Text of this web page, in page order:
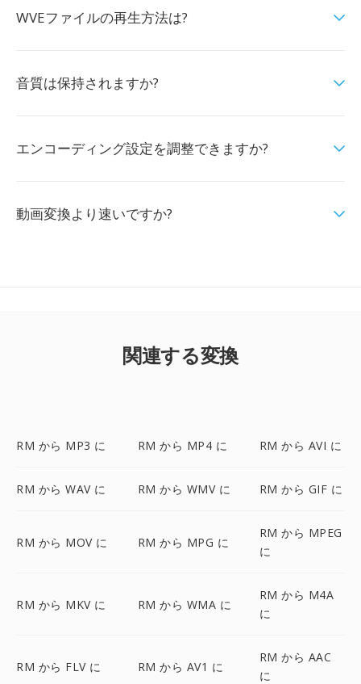
WVEファイルの再生方法は?
音質は保持されますか?
エンコーディング設定を調整できますか?
動画変換より速いですか?
関連する変換
RM から MP3 に RM から MP4 に RM から AVI に
RM から WAV に RM から WMV に RM から GIF に
RM から MOV に RM から MPG に
RM から MPEG
に
RM から MKV に RM から WMA に
RM から M4A
に
RM から FLV に RM から AV1 に
RM から AAC
に